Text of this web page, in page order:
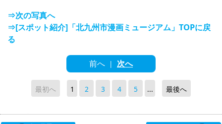
⇒次の写真へ
⇒[スポット紹介]「北九州市漫画ミュージアム」TOPに戻
る
前へ | 次へ
最初へ 1 2 3 4 5 ... 最後へ